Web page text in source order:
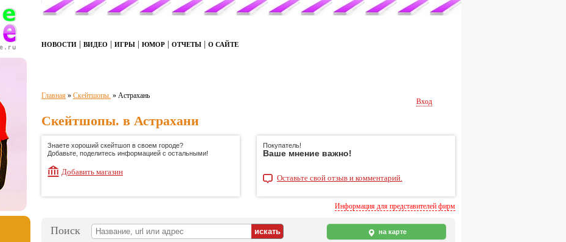
НОВОСТИ ВИДЕО ИГРЫ ЮМОР ОТЧЕТЫ О САЙТЕ
Главная » Скейтшопы. » Астрахань
Вход
Скейтшопы. в Астрахани
Знаете хороший скейтшоп в своем городе?
Добавьте, поделитесь информацией с остальными!
Добавить магазин
Покупатель!
Ваше мнение важно!
Оставьте свой отзыв и комментарий.
Информация для представителей фирм
Поиск на карте